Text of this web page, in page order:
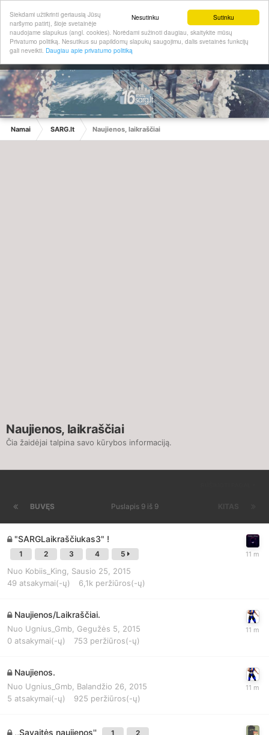
Sutinku
Nesutinku
Siekdami užtikrinti geriausią Jūsų
naršymo patirtį, šioje svetainėje
naudojame slapukus (angl. cookies). Norėdami sužinoti daugiau, skaitykite mūsų
Privatumo politiką. Nesutikus su papildomų slapukų saugojimu, dalis svetainės funkcijų
gali neveikti. Daugiau apie privatumo politiką
Namai SARG.lt Naujienos, laikraščiai
Naujienos, laikraščiai
Čia žaidėjai talpina savo kūrybos informaciją.
BUVĘS Puslapis 9 iš 9
"SARGLaikraščiukas3" !
1 2 3 4 5
Nuo Kobiis_King
Sausio 25, 2015
49 atsakymai(-ų) 6,1k peržiūros(-ų)
Naujienos/Laikraščiai.
Nuo Ugnius_Gmb Gegužės 5, 2015
0 atsakymai(-ų) 753 peržiūros(-ų)
Naujienos.
Nuo Ugnius_Gmb Balandžio 26, 2015
5 atsakymai(-ų) 925 peržiūros(-ų)
,,Savaitės naujienos'' 1 2